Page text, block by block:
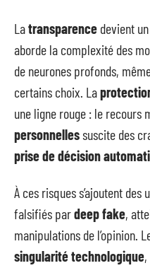
Latransparence devient
aborde la complexité des
de neurones profonds,
certains choix. La
une ligne rouge : le recours
personnellessuscite des
prise de décision
À ces risques s’ajoutent des
falsifiés pardeep fake,
manipulations de l’opinion.
singularité technologique